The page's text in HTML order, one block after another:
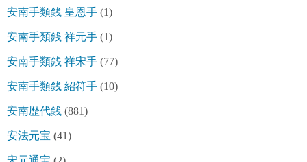
安南手類銭 皇恩手 (1)
安南手類銭 祥元手 (1)
安南手類銭 祥宋手 (77)
安南手類銭 紹符手 (10)
安南歴代銭 (881)
安法元宝 (41)